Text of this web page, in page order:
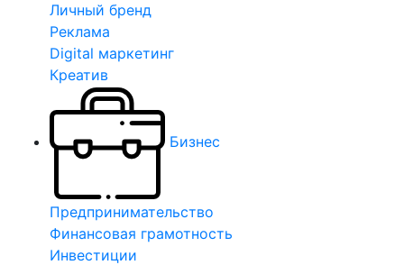
Личный бренд
Реклама
Digital маркетинг
Креатив
Бизнес
Предпринимательство
Финансовая грамотность
Инвестиции